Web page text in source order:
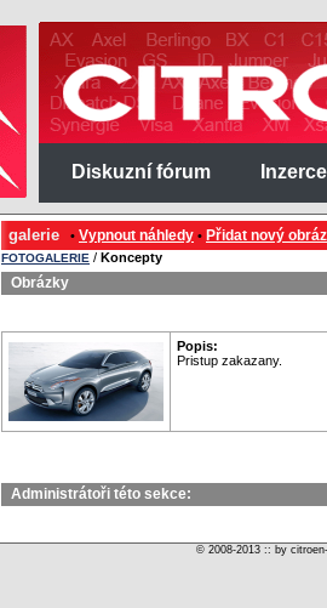
Diskuzní fórum Inzerce
galerie • Vypnout náhledy • Přidat nový
FOTOGALERIE / Koncepty
Obrázky
Popis:
Pristup zakazany.
Administrátoři této sekce:
© 2008-2013 :: by